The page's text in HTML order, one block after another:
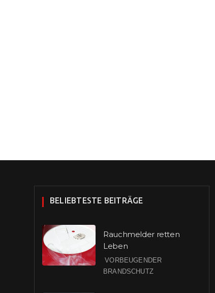
BELIEBTESTE BEITRÄGE
Rauchmelder retten
Leben
VORBEUGENDER
BRANDSCHUTZ